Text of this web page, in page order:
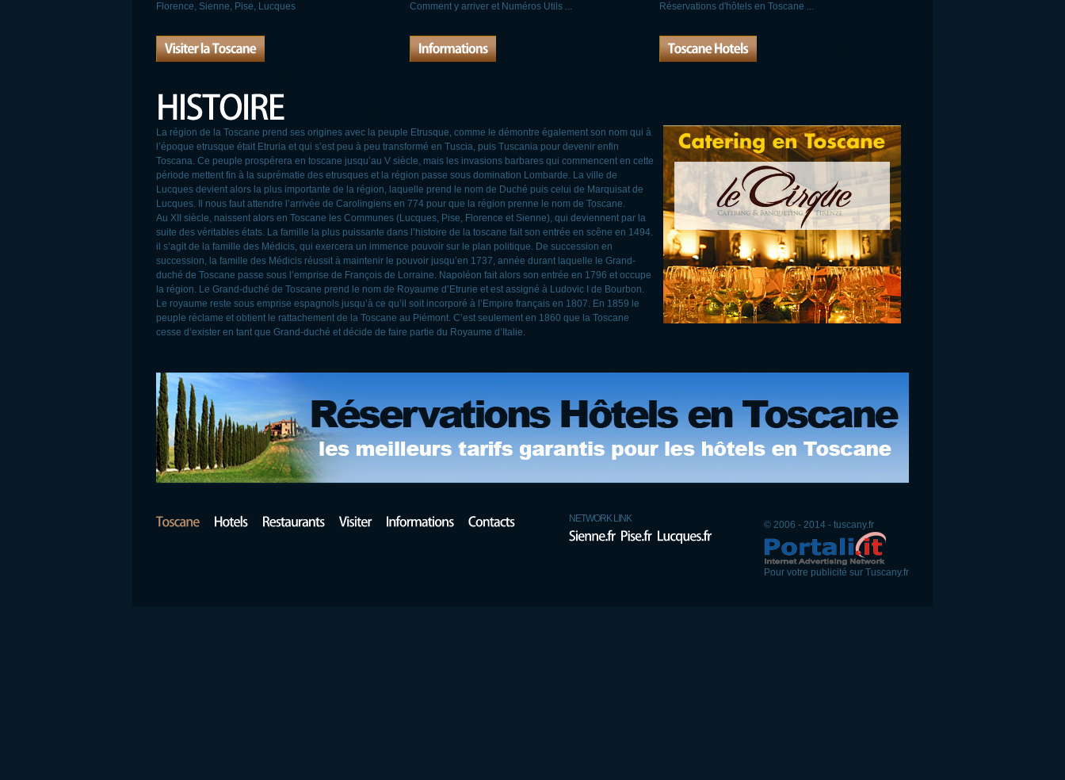
Florence, Sienne, Pise, Lucques Comment y arriver et Numéros Utils ... Réservations d'hôtels en Toscane ...
La région de la Toscane prend ses origines avec la peuple Etrusque, comme le démontre également son nom qui à
l’époque etrusque était Etruria et qui s’est peu à peu transformé en Tuscia, puis Tuscania pour devenir enfin
Toscana. Ce peuple prospérera en toscane jusqu’au V siècle, mais les invasions barbares qui commencent en cette
période mettent fin à la suprématie des etrusques et la région passe sous domination Lombarde. La ville de
Lucques devient alors la plus importante de la région, laquelle prend le nom de Duché puis celui de Marquisat de
Lucques. Il nous faut attendre l’arrivée de Carolingiens en 774 pour que la région prenne le nom de Toscane.
Au XII siècle, naissent alors en Toscane les Communes (Lucques, Pise, Florence et Sienne), qui deviennent par la
suite des véritables états. La famille la plus puissante dans l’histoire de la toscane fait son entrée en scêne en 1494.
il s’agit de la famille des Médicis, qui exercera un immence pouvoir sur le plan politique. De succession en
succession, la famille des Médicis réussit à maintenir le pouvoir jusqu’en 1737, année durant laquelle le Grand-
duché de Toscane passe sous l’emprise de François de Lorraine. Napoléon fait alors son entrée en 1796 et occupe
la région. Le Grand-duché de Toscane prend le nom de Royaume d’Etrurie et est assigné à Ludovic I de Bourbon.
Le royaume reste sous emprise espagnols jusqu’à ce qu’il soit incorporé à l’Empire français en 1807. En 1859 le
peuple réclame et obtient le rattachement de la Toscane au Piémont. C’est seulement en 1860 que la Toscane
cesse d’exister en tant que Grand-duché et décide de faire partie du Royaume d’Italie.
NETWORK LINK
© 2006 - 2014 - tuscany.fr
Pour votre publicité sur Tuscany.fr